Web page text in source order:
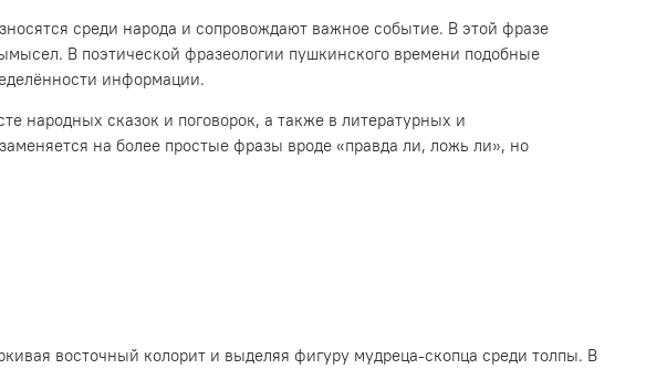
среди народа и сопровождают важное событие. В этой фразе
В поэтической фразеологии пушкинского времени подобные
информации.
народных сказок и поговорок, а также в литературных и
на более простые фразы вроде «правда ли, ложь ли», но
восточный колорит и выделяя фигуру мудреца-скопца среди толпы. В